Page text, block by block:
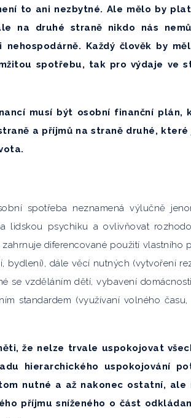
to ani nezbytné. Ale mělo by
na druhé straně nikdo nás
Každý člověk by
spotřebu, tak pro výdaje ve
musí být osobní finanční plán,
a příjmů na straně druhé, které
spotřeba neznamená výlučně
lidskou psychiku a ovlivňovat
diferencované použití vlastního
dále věcí nutných (vytvoření
se vzděláním dětí, vybavení
standardem (využívaní volného
že nelze trvale uspokojovat
hierarchického uspokojování
nutné a až nakonec ostatní, ale
příjmu sníženého o část